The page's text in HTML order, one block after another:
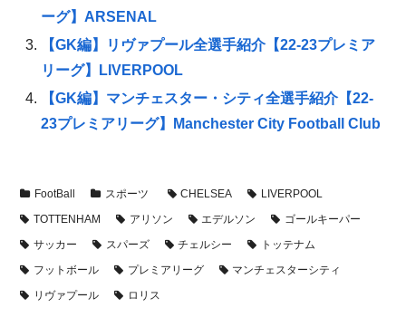
ーグ】ARSENAL
【GK編】リヴァプール全選手紹介【22-23プレミア
リーグ】LIVERPOOL
【GK編】マンチェスター・シティ全選手紹介【22-
23プレミアリーグ】Manchester City Football Club
FootBall スポーツ CHELSEA
LIVERPOOL
TOTTENHAM
アリソン エデルソン
ゴールキーパー
サッカー
スパーズ チェルシー
トッテナム
フットボール
プレミアリーグ
マンチェスターシティ
リヴァプール
ロリス